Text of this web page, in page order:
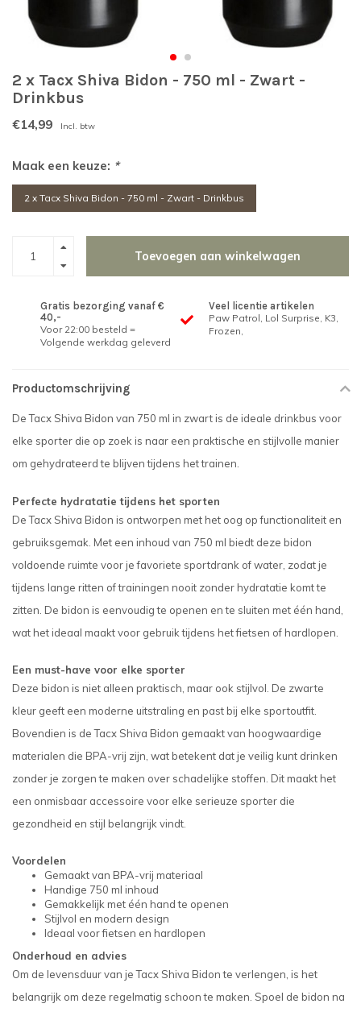
2 x Tacx Shiva Bidon - 750 ml - Zwart -
Drinkbus
€14,99 Incl. btw
Maak een keuze: *
2 x Tacx Shiva Bidon - 750 ml - Zwart - Drinkbus
Toevoegen aan winkelwagen
Gratis bezorging vanaf €
40,-
Voor 22:00 besteld =
Volgende werkdag geleverd
Veel licentie artikelen
Paw Patrol, Lol Surprise, K3,
Frozen,
Productomschrijving
De Tacx Shiva Bidon van 750 ml in zwart is de ideale drinkbus voor
elke sporter die op zoek is naar een praktische en stijlvolle manier
om gehydrateerd te blijven tijdens het trainen.
Perfecte hydratatie tijdens het sporten
De Tacx Shiva Bidon is ontworpen met het oog op functionaliteit en
gebruiksgemak. Met een inhoud van 750 ml biedt deze bidon
voldoende ruimte voor je favoriete sportdrank of water, zodat je
tijdens lange ritten of trainingen nooit zonder hydratatie komt te
zitten. De bidon is eenvoudig te openen en te sluiten met één hand,
wat het ideaal maakt voor gebruik tijdens het fietsen of hardlopen.
Een must-have voor elke sporter
Deze bidon is niet alleen praktisch, maar ook stijlvol. De zwarte
kleur geeft een moderne uitstraling en past bij elke sportoutfit.
Bovendien is de Tacx Shiva Bidon gemaakt van hoogwaardige
materialen die BPA-vrij zijn, wat betekent dat je veilig kunt drinken
zonder je zorgen te maken over schadelijke stoffen. Dit maakt het
een onmisbaar accessoire voor elke serieuze sporter die
gezondheid en stijl belangrijk vindt.
Voordelen
Gemaakt van BPA-vrij materiaal
Handige 750 ml inhoud
Gemakkelijk met één hand te openen
Stijlvol en modern design
Ideaal voor fietsen en hardlopen
Onderhoud en advies
Om de levensduur van je Tacx Shiva Bidon te verlengen, is het
belangrijk om deze regelmatig schoon te maken. Spoel de bidon na